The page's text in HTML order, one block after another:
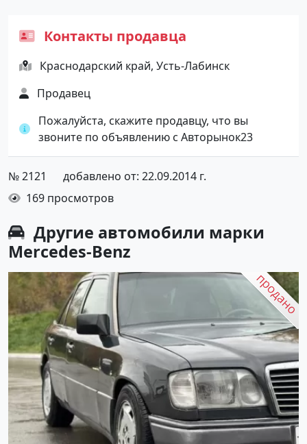
Контакты продавца
Краснодарский край, Усть-Лабинск
Продавец
Пожалуйста, скажите продавцу, что вы
звоните по объявлению с Авторынок23
№ 2121
добавлено от: 22.09.2014 г.
169 просмотров
Другие автомобили марки
Mercedes-Benz